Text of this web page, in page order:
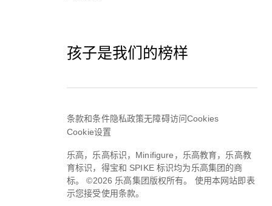
孩子是我们的榜样
条款和条件隐私政策无障碍访问Cookies
Cookie设置
乐高，乐高标识，Minifigure，乐高教育，乐高教
育标识，得宝和 SPIKE 标识均为乐高集团的商
标。 ©2026 乐高集团版权所有。 使用本网站即表
示您接受使用条款。